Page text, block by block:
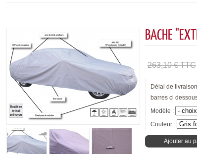
BÂCHE
263,10 € TTC
Délai de
barres ci
Modèle :
Couleur :
Ajouter au